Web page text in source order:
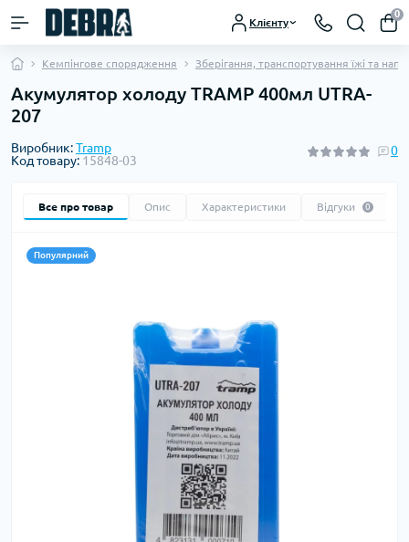
Клієнту
0
Кемпінгове спорядження Зберігання, транспортування їжі та
Акумулятор холоду TRAMP 400мл UTRA-
207
Виробник:Tramp
Код товару: 15848-03
0
Все про товар Опис Характеристики Відгуки 0
Популярний